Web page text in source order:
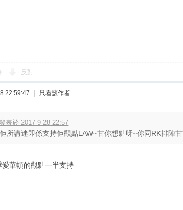
反對
22:59:47 只看該作者
表於 2017-9-28 22:57
所講迷即係支持佢觀點LAW~甘你想點呀~你同RK排陣
華頓的觀點一半支持